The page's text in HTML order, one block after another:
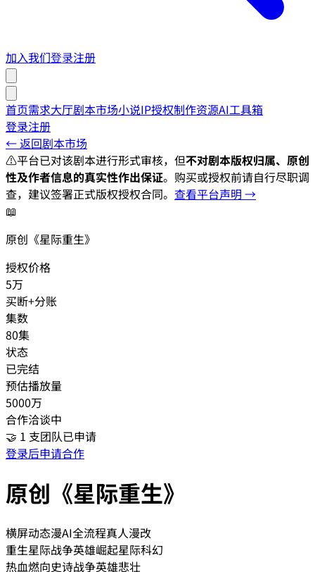
加入我们登录注册
首页需求大厅剧本市场小说IP授权制作资源AI工具箱
登录注册
← 返回剧本市场
⚠️平台已对该剧本进行形式审核，但不对剧本版权归属、原创
性及作者信息的真实性作出保证。购买或授权前请自行尽职调
查，建议签署正式版权授权合同。 查看平台声明 →
📖
原创《星际重生》
授权价格
5万
买断+分账
集数
80集
状态
已完结
预估播放量
5000万
合作洽谈中
🤝 1 支团队已申请
登录后申请合作
原创《星际重生》
横屏动态漫AI全流程真人漫改
重生星际战争英雄崛起星际科幻
热血燃向史诗战争英雄悲壮